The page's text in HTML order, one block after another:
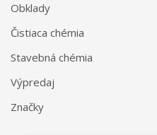
Obklady
Čistiaca chémia
Stavebná chémia
Výpredaj
Značky